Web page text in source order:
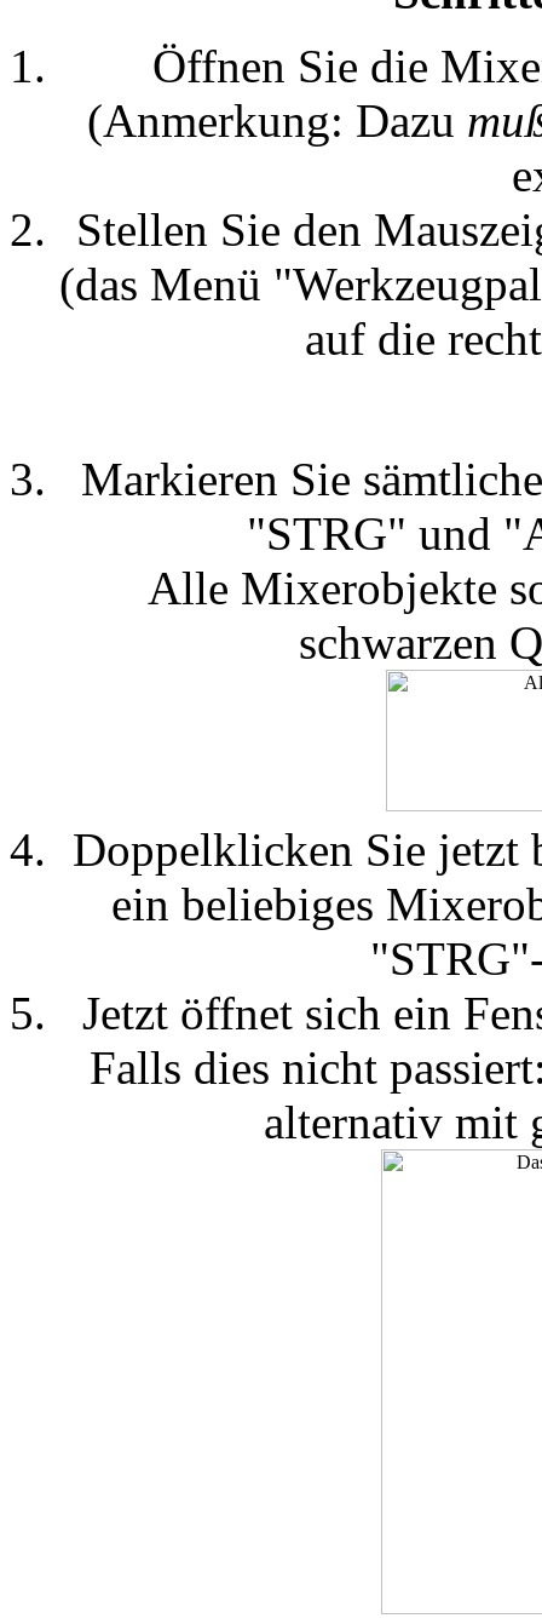
Öffnen Sie die
(Anmerkung: Dazu
Stellen Sie den
(das Menü
auf die
Markieren Sie
"STRG" und
Alle Mixerobjekte
schwarzen
Doppelklicken Sie jetzt
ein beliebiges
Jetzt öffnet sich ein
Falls dies nicht
alternativ mit